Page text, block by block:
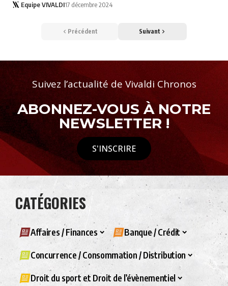
Equipe VIVALDI17 décembre 2024
Précédent Suivant
Suivez l’actualité de Vivaldi Chronos
ABONNEZ-VOUS À NOTRE
NEWSLETTER !
S'INSCRIRE
CATÉGORIES
Affaires / Finances Banque / Crédit
Concurrence / Consommation / Distribution
Droit du sport et Droit de l’évènementiel